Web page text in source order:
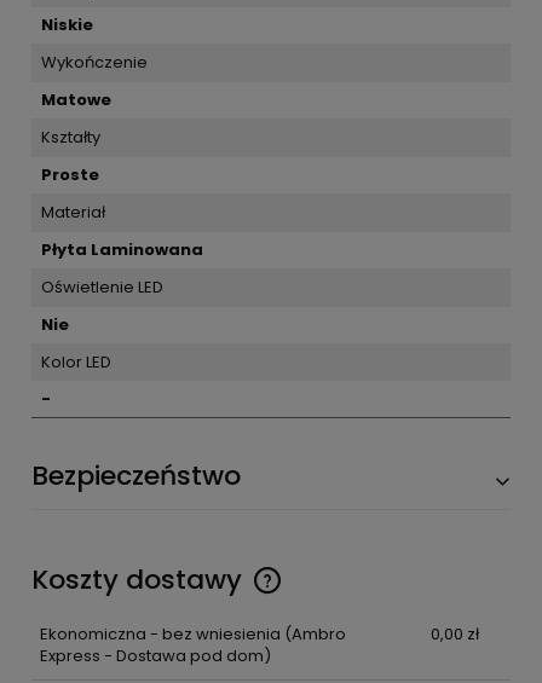
Niskie
Wykończenie
Matowe
Kształty
Proste
Materiał
Płyta Laminowana
Oświetlenie LED
Nie
Kolor LED
-
Bezpieczeństwo
Koszty dostawy
Ekonomiczna - bez wniesienia (Ambro
Express - Dostawa pod dom)
0,00 zł